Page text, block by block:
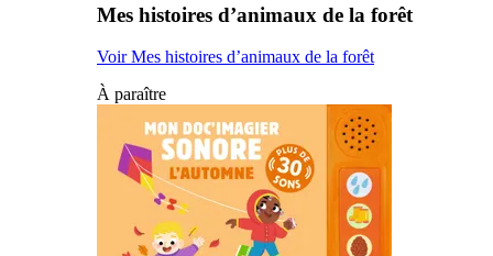
Mes histoires d’animaux de la forêt
Voir Mes histoires d’animaux de la forêt
À paraître